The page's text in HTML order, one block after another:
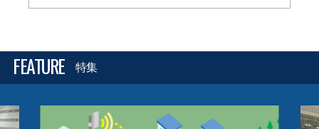
FEATURE 特集